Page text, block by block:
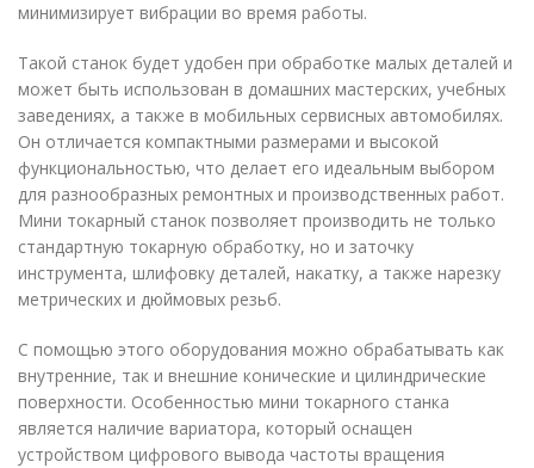
минимизирует вибрации во время работы.
Такой станок будет удобен при обработке малых деталей и
может быть использован в домашних мастерских, учебных
заведениях, а также в мобильных сервисных автомобилях.
Он отличается компактными размерами и высокой
функциональностью, что делает его идеальным выбором
для разнообразных ремонтных и производственных работ.
Мини токарный станок позволяет производить не только
стандартную токарную обработку, но и заточку
инструмента, шлифовку деталей, накатку, а также нарезку
метрических и дюймовых резьб.
С помощью этого оборудования можно обрабатывать как
внутренние, так и внешние конические и цилиндрические
поверхности. Особенностью мини токарного станка
является наличие вариатора, который оснащен
устройством цифрового вывода частоты вращения